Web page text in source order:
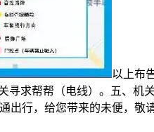
以上布
求帮帮（电线）。五、机
行，给您带来的未便，敬